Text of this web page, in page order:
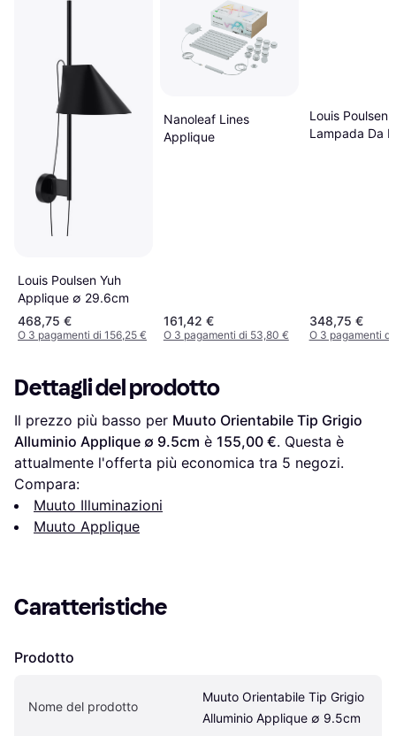
Louis Poulsen Yuh
Applique ∅ 29.6cm
468,75 €
O 3 pagamenti di 156,25 €
Nanoleaf Lines
Applique
161,42 €
O 3 pagamenti di 53,80 €
Louis Poulsen
Lampada Da
348,75 €
O 3 pagamenti di
Dettagli del prodotto
Il prezzo più basso per Muuto Orientabile Tip Grigio
Alluminio Applique ∅ 9.5cm è 155,00 €. Questa è
attualmente l'offerta più economica tra 5 negozi.
Compara:
Muuto Illuminazioni
Muuto Applique
Caratteristiche
Prodotto
Nome del prodotto
Muuto Orientabile Tip Grigio
Alluminio Applique ∅ 9.5cm